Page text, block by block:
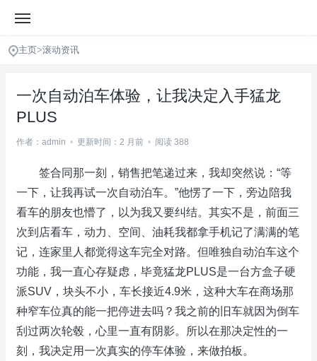
主页>滚动资讯
一次自动泊车体验，让我决定入手猛龙
PLUS
作者：admin • 更新时间：2 月前 • 阅读 388
签合同那一刻，销售把笔递过来，我却突然说：“等
一下，让我再试一次自动泊车。”他愣了一下，旁边陪我
看车的朋友也懵了，以为我又要纠结。其实不是，前面三
次到店看车，动力、空间、油耗我都拿手机记了满满的笔
记，连家里人都觉得这车完全对路。但唯独自动泊车这个
功能，我一直心存疑虑，毕竟猛龙PLUS是一台方盒子硬
派SUV，块头不小，车长接近4.9米，这种大车在商场那
种窄车位真的能一把停进去吗？我之前的旧车就因为倒车
刮过两次轮毂，心里一直有阴影。所以在那决定性的一
刻，我决定用一次真实的停车体验，来做拍板。